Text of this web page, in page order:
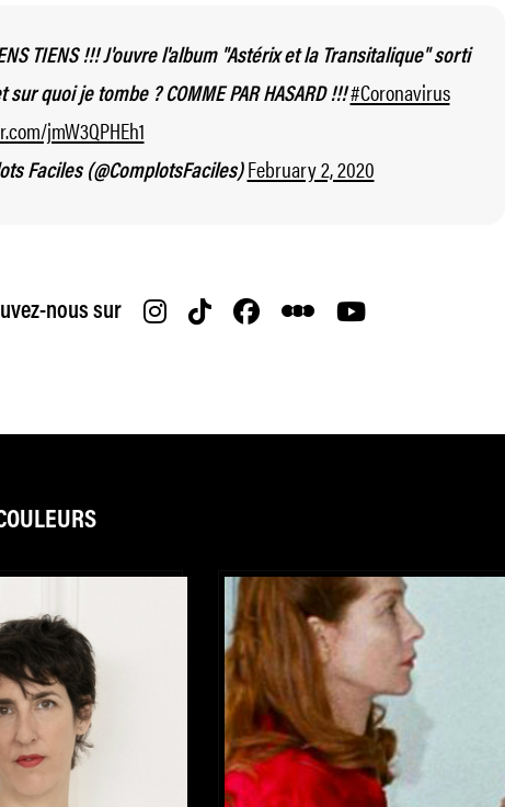
TIENS !!! J'ouvre l'album "Astérix et la Transitalique" sorti
sur quoi je tombe ? COMME PAR HASARD !!!#Coronavirus
jmW3QPHEh1
Faciles (@ComplotsFaciles) February 2, 2020
nous sur